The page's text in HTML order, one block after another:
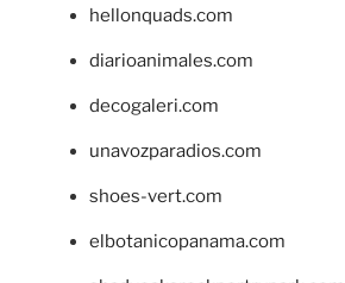
hellonquads.com
diarioanimales.com
decogaleri.com
unavozparadios.com
shoes-vert.com
elbotanicopanama.com